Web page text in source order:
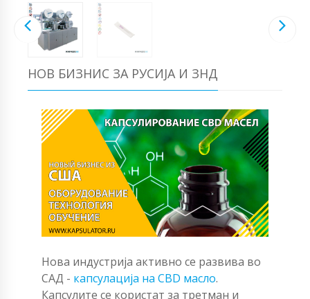
НОВ БИЗНИС ЗА РУСИЈА И ЗНД
Нова индустрија активно се развива во
САД - капсулација на CBD масло.
Капсулите се користат за третман и